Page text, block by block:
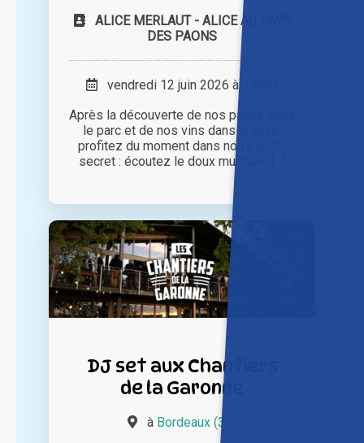
ALICE MERLAUT - ALICE AU PAYS
DES PAONS
vendredi 12 juin 2026 à 13h00
Après la découverte de nos paons dans
le parc et de nos vins dans la cave,
profitez du moment dans notre jardin
secret : écoutez le doux murmure [...]
DJ set aux Chantiers
de la Garonne
à Bordeaux (33)